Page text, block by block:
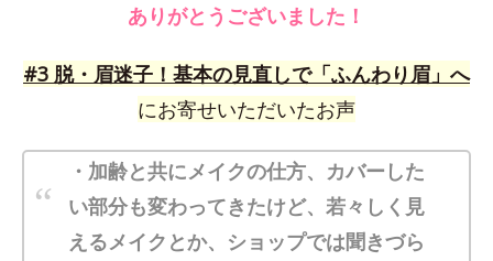
ありがとうございました！
#3 脱・眉迷子！基本の見直しで「ふんわり眉」へ
にお寄せいただいたお声
・加齢と共にメイクの仕方、カバーした
い部分も変わってきたけど、若々しく見
えるメイクとか、ショップでは聞きづら